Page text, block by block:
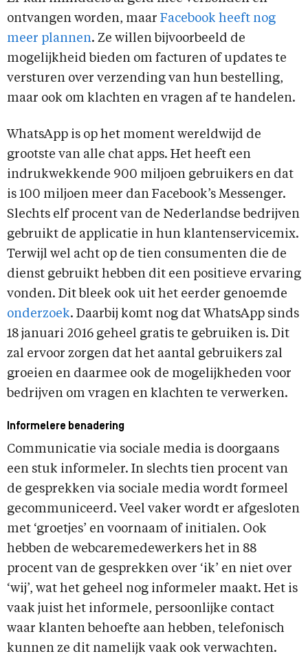
ontvangen worden, maar Facebook heeft nog
meer plannen. Ze willen bijvoorbeeld de
mogelijkheid bieden om facturen of updates te
versturen over verzending van hun bestelling,
maar ook om klachten en vragen af te handelen.
WhatsApp is op het moment wereldwijd de
grootste van alle chat apps. Het heeft een
indrukwekkende 900 miljoen gebruikers en dat
is 100 miljoen meer dan Facebook’s Messenger.
Slechts elf procent van de Nederlandse bedrijven
gebruikt de applicatie in hun klantenservicemix.
Terwijl wel acht op de tien consumenten die de
dienst gebruikt hebben dit een positieve ervaring
vonden. Dit bleek ook uit het eerder genoemde
onderzoek. Daarbij komt nog dat WhatsApp sinds
18 januari 2016 geheel gratis te gebruiken is. Dit
zal ervoor zorgen dat het aantal gebruikers zal
groeien en daarmee ook de mogelijkheden voor
bedrijven om vragen en klachten te verwerken.
Informelere benadering
Communicatie via sociale media is doorgaans
een stuk informeler. In slechts tien procent van
de gesprekken via sociale media wordt formeel
gecommuniceerd. Veel vaker wordt er afgesloten
met ‘groetjes’ en voornaam of initialen. Ook
hebben de webcaremedewerkers het in 88
procent van de gesprekken over ‘ik’ en niet over
‘wij’, wat het geheel nog informeler maakt. Het is
vaak juist het informele, persoonlijke contact
waar klanten behoefte aan hebben, telefonisch
kunnen ze dit namelijk vaak ook verwachten.